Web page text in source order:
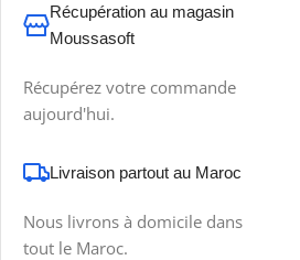
Récupération au magasin
Moussasoft
Récupérez votre commande
aujourd'hui.
Livraison partout au Maroc
Nous livrons à domicile dans
tout le Maroc.